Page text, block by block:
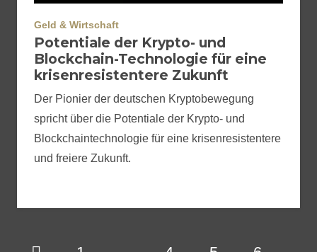
Geld & Wirtschaft
Potentiale der Krypto- und
Blockchain-Technologie für eine
krisenresistentere Zukunft
Der Pionier der deutschen Kryptobewegung
spricht über die Potentiale der Krypto- und
Blockchaintechnologie für eine krisenresistentere
und freiere Zukunft.